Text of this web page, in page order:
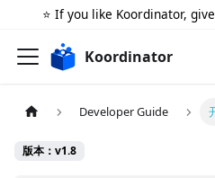
⭐️ If you like Koordinator,
Koordinator
Developer Guide
版本：v1.8